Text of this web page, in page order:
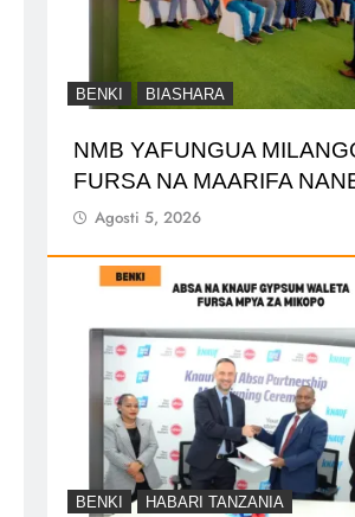
BENKI BIASHARA
NMB YAFUNGUA
FURSA NA MAARIFA
Agosti 5, 2026
BENKI HABARI TANZANIA